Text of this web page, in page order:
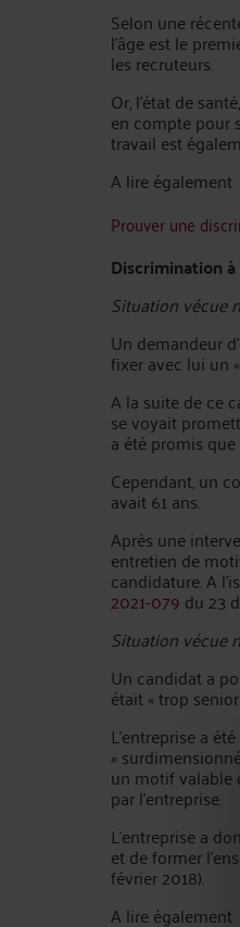
Selon une
l’âge est le
les recruteurs.
Or, l’état de
en compte pour
travail est
A lire également
Prouver une
Discrimination
Situation vécue
Un demandeur
fixer avec lui un
A la suite de ce
se voyait
a été promis
Cependant, un
avait 61 ans.
Après une
entretien de
candidature. A
2021-079 du 23
Situation vécue
Un candidat a
était « trop
L’entreprise a
«
un motif valable
par l’entreprise.
L’entreprise a
et de former
février 2018).
A lire également